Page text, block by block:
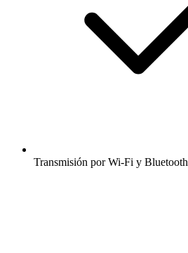
Transmisión por Wi-Fi y Bluetooth